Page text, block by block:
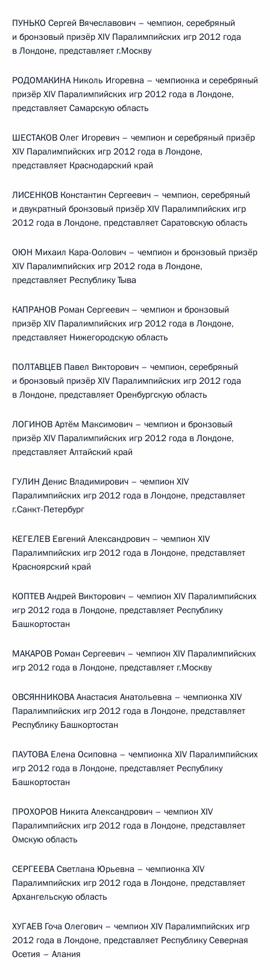
ПУНЬКО Сергей Вячеславович – чемпион, серебряный
и бронзовый призёр XIV Паралимпийских игр 2012 года
в Лондоне, представляет г.Москву
РОДОМАКИНА Николь Игоревна – чемпионка и серебряный
призёр XIV Паралимпийских игр 2012 года в Лондоне,
представляет Самарскую область
ШЕСТАКОВ Олег Игоревич – чемпион и серебряный призёр
XIV Паралимпийских игр 2012 года в Лондоне,
представляет Краснодарский край
ЛИСЕНКОВ Константин Сергеевич – чемпион, серебряный
и двукратный бронзовый призёр XIV Паралимпийских игр
2012 года в Лондоне, представляет Саратовскую область
ОЮН Михаил Кара-Оолович – чемпион и бронзовый призёр
XIV Паралимпийских игр 2012 года в Лондоне,
представляет Республику Тыва
КАПРАНОВ Роман Сергеевич – чемпион и бронзовый
призёр XIV Паралимпийских игр 2012 года в Лондоне,
представляет Нижегородскую область
ПОЛТАВЦЕВ Павел Викторович – чемпион, серебряный
и бронзовый призёр XIV Паралимпийских игр 2012 года
в Лондоне, представляет Оренбургскую область
ЛОГИНОВ Артём Максимович – чемпион и бронзовый
призёр XIV Паралимпийских игр 2012 года в Лондоне,
представляет Алтайский край
ГУЛИН Денис Владимирович – чемпион XIV
Паралимпийских игр 2012 года в Лондоне, представляет
г.Санкт-Петербург
КЕГЕЛЕВ Евгений Александрович – чемпион XIV
Паралимпийских игр 2012 года в Лондоне, представляет
Красноярский край
КОПТЕВ Андрей Викторович – чемпион XIV Паралимпийских
игр 2012 года в Лондоне, представляет Республику
Башкортостан
МАКАРОВ Роман Сергеевич – чемпион XIV Паралимпийских
игр 2012 года в Лондоне, представляет г.Москву
ОВСЯННИКОВА Анастасия Анатольевна – чемпионка XIV
Паралимпийских игр 2012 года в Лондоне, представляет
Республику Башкортостан
ПАУТОВА Елена Осиповна – чемпионка XIV Паралимпийских
игр 2012 года в Лондоне, представляет Республику
Башкортостан
ПРОХОРОВ Никита Александрович – чемпион XIV
Паралимпийских игр 2012 года в Лондоне, представляет
Омскую область
СЕРГЕЕВА Светлана Юрьевна – чемпионка XIV
Паралимпийских игр 2012 года в Лондоне, представляет
Архангельскую область
ХУГАЕВ Гоча Олегович – чемпион XIV Паралимпийских игр
2012 года в Лондоне, представляет Республику Северная
Осетия – Алания